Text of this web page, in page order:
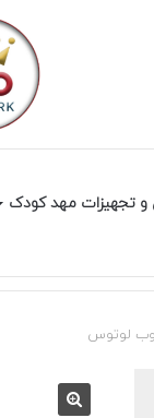
و تجهیزات مهد کودک
لوتوس